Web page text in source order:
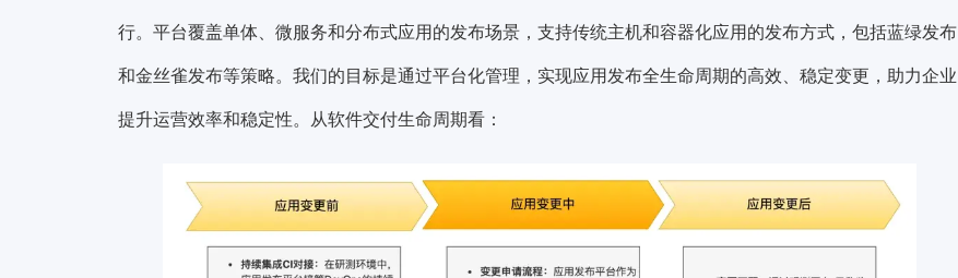
行。平台覆盖单体、微服务和分布式应用的发布场景，支持传统主机和容器化应用的发布方式，包括蓝绿发布
和金丝雀发布等策略。我们的目标是通过平台化管理，实现应用发布全生命周期的高效、稳定变更，助力企业
提升运营效率和稳定性。从软件交付生命周期看：